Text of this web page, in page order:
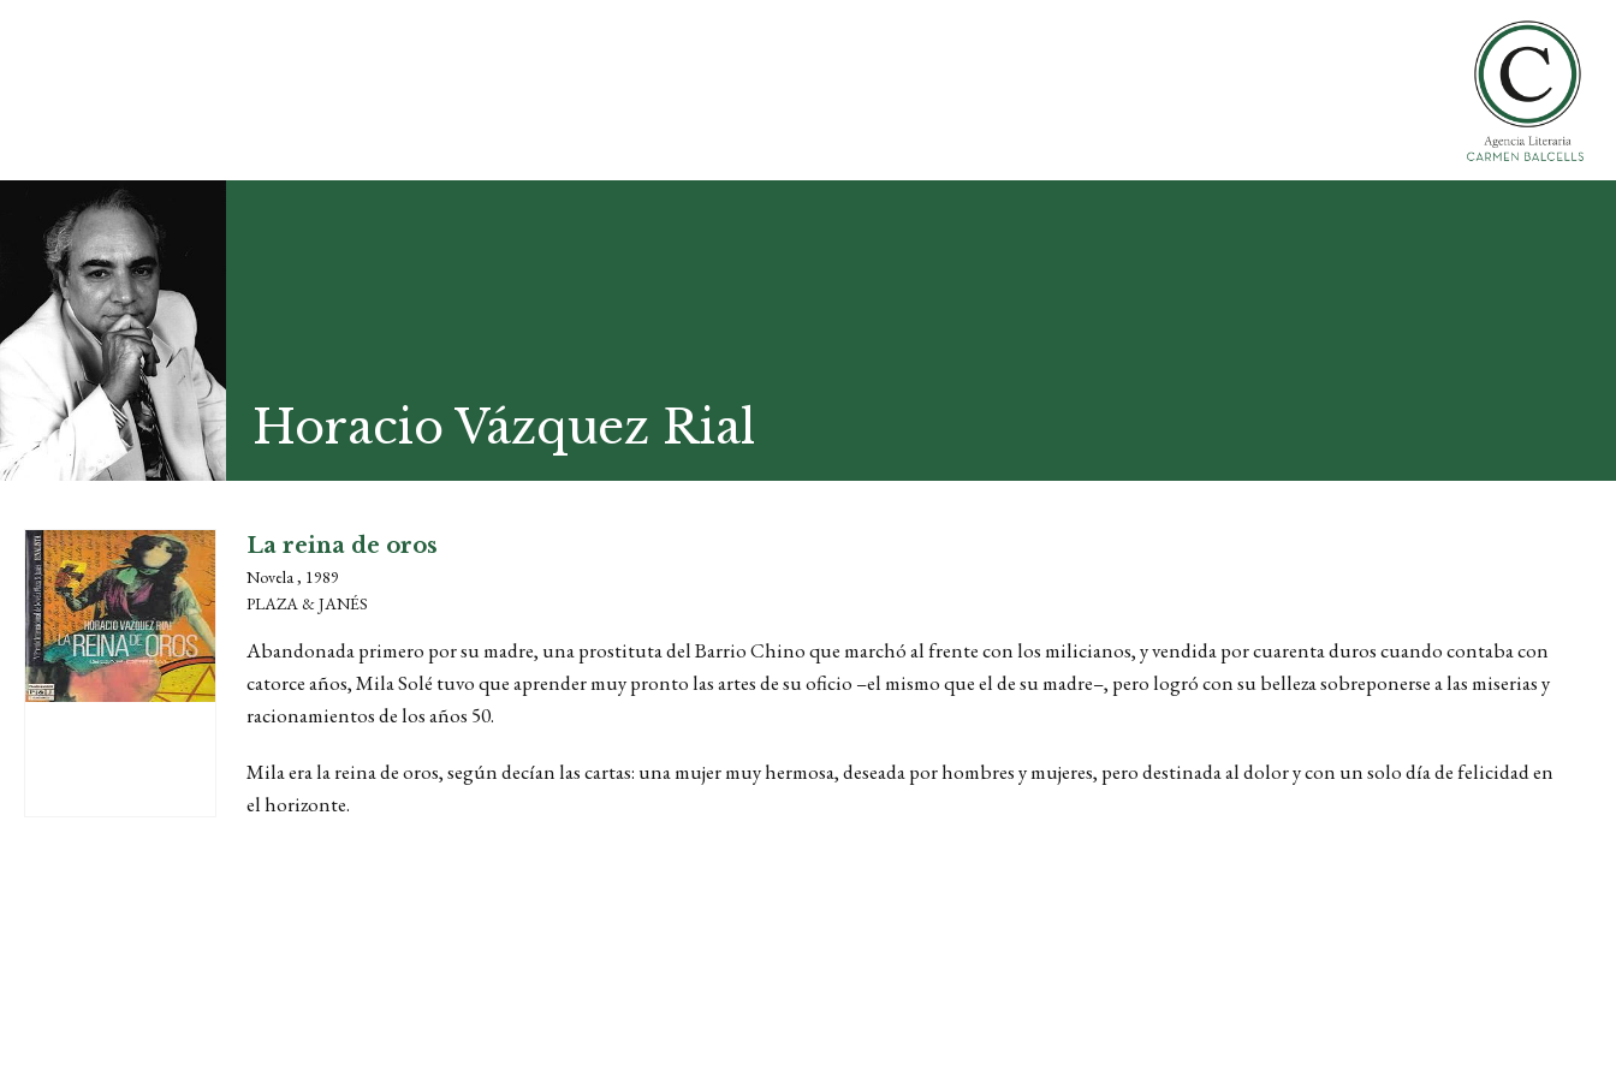
Horacio Vázquez Rial
La reina de oros
Novela , 1989
PLAZA & JANÉS
Abandonada primero por su madre, una prostituta del Barrio Chino que marchó al frente con los milicianos, y vendida por cuarenta duros cuando contaba con
catorce años, Mila Solé tuvo que aprender muy pronto las artes de su oficio –el mismo que el de su madre–, pero logró con su belleza sobreponerse a las miserias y
racionamientos de los años 50.
Mila era la reina de oros, según decían las cartas: una mujer muy hermosa, deseada por hombres y mujeres, pero destinada al dolor y con un solo día de felicidad en
el horizonte.